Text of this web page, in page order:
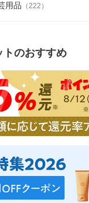
用品 （222 ）
トのおすすめ